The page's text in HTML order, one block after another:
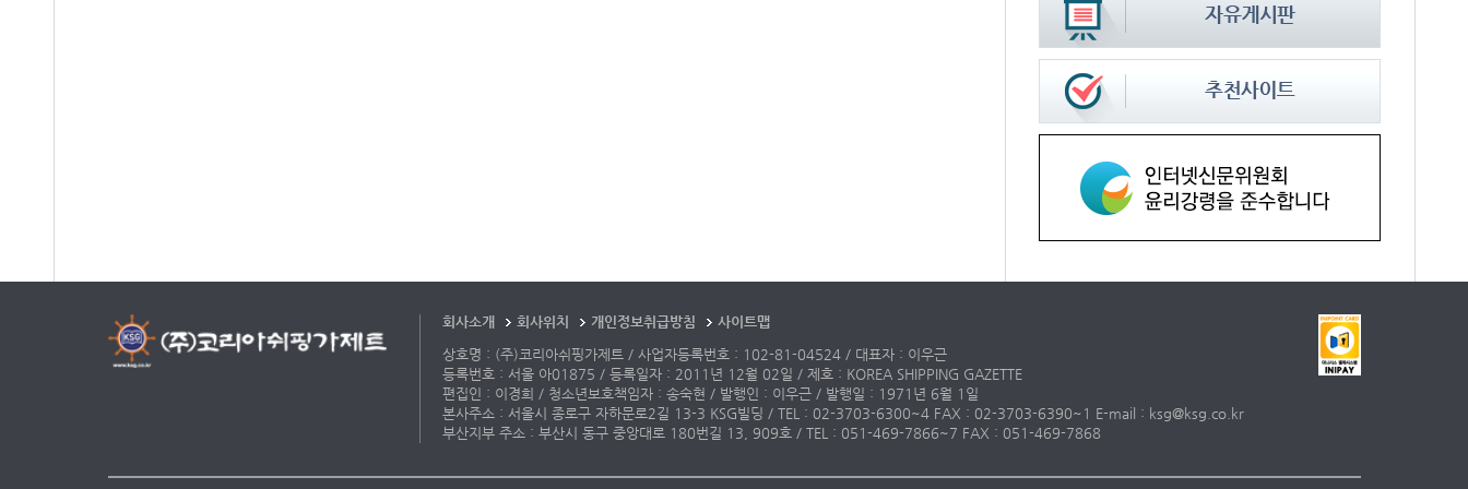
회사소개 회사위치 개인정보취급방침
사이트맵
상호명 : (주)코리아쉬핑가제트 / 사업자등록번호 : 102-81-04524 / 대표자 : 이우근
등록번호 : 서울 아01875 / 등록일자 : 2011년 12월 02일 / 제호 : KOREA SHIPPING GAZETTE
편집인 : 이경희 / 청소년보호책임자 : 송숙현 / 발행인 : 이우근 / 발행일 : 1971년 6월 1일
본사주소 : 서울시 종로구 자하문로2길 13-3 KSG빌딩 / TEL : 02-3703-6300~4 FAX : 02-3703-6390~1 E-mail : ksg@ksg.co.kr
부산지부 주소 : 부산시 동구 중앙대로 180번길 13, 909호 / TEL : 051-469-7866~7 FAX : 051-469-7868